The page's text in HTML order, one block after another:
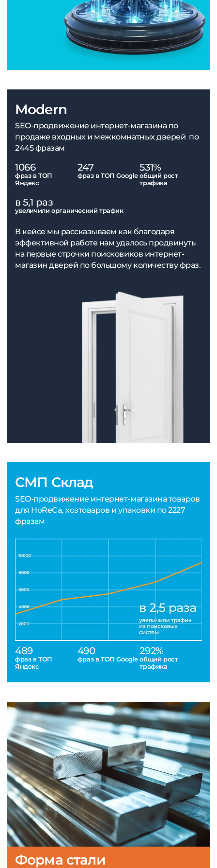
СМП Склад
SEO-продвижение интернет-магазина товаров
для HoReCa, хозтоваров и упаковки по 2227
фразам
489
фраз в ТОП
Яндекс
490
фраз в ТОП Google
292%
общий рост
трафика
Modern
SEO-продвижение интернет-магазина по
продаже входных и межкомнатных дверей по
2445 фразам
1066
фраз в ТОП
Яндекс
247
фраз в ТОП Google
531%
общий рост
трафика
в 5,1 раз
увеличили органический трафик
В кейсе мы рассказываем как благодаря
эффективной работе нам удалось продвинуть
на первые строчки поисковиков интернет-
магазин дверей по большому количеству фраз.
Форма стали